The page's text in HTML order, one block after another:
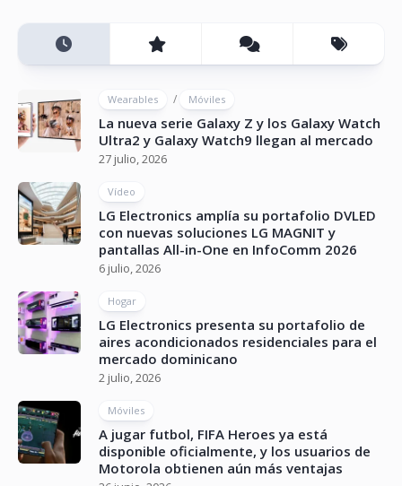
Wearables / Móviles
La nueva serie Galaxy Z y los Galaxy Watch
Ultra2 y Galaxy Watch9 llegan al mercado
27 julio, 2026
Vídeo
LG Electronics amplía su portafolio DVLED
con nuevas soluciones LG MAGNIT y
pantallas All-in-One en InfoComm 2026
6 julio, 2026
Hogar
LG Electronics presenta su portafolio de
aires acondicionados residenciales para el
mercado dominicano
2 julio, 2026
Móviles
A jugar futbol, FIFA Heroes ya está
disponible oficialmente, y los usuarios de
Motorola obtienen aún más ventajas